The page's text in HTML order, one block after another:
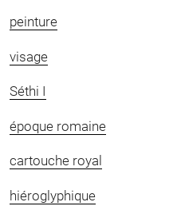
peinture
visage
Séthi I
époque romaine
cartouche royal
hiéroglyphique